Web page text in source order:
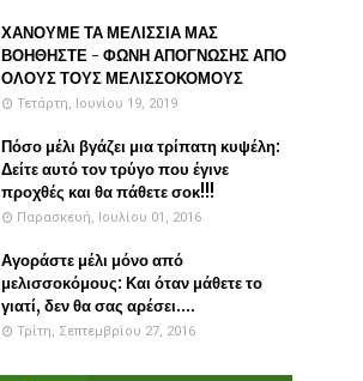
ΧΑΝΟΥΜΕ ΤΑ ΜΕΛΙΣΣΙΑ ΜΑΣ
ΒΟΗΘΗΣΤΕ - ΦΩΝΗ ΑΠΟΓΝΩΣΗΣ ΑΠΟ
ΟΛΟΥΣ ΤΟΥΣ ΜΕΛΙΣΣΟΚΟΜΟΥΣ
Τετάρτη, Ιουνίου 19, 2019
Πόσο μέλι βγάζει μια τρίπατη κυψέλη:
Δείτε αυτό τον τρύγο που έγινε
προχθές και θα πάθετε σοκ!!!
Παρασκευή, Ιουλίου 01, 2016
Αγοράστε μέλι μόνο από
μελισσοκόμους: Και όταν μάθετε το
γιατί, δεν θα σας αρέσει....
Τρίτη, Σεπτεμβρίου 27, 2016